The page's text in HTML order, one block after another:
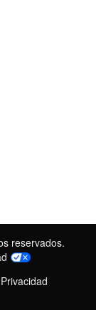
reservados.